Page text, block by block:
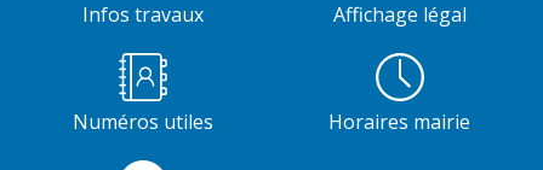
Infos travaux Affichage légal
Numéros utiles Horaires mairie